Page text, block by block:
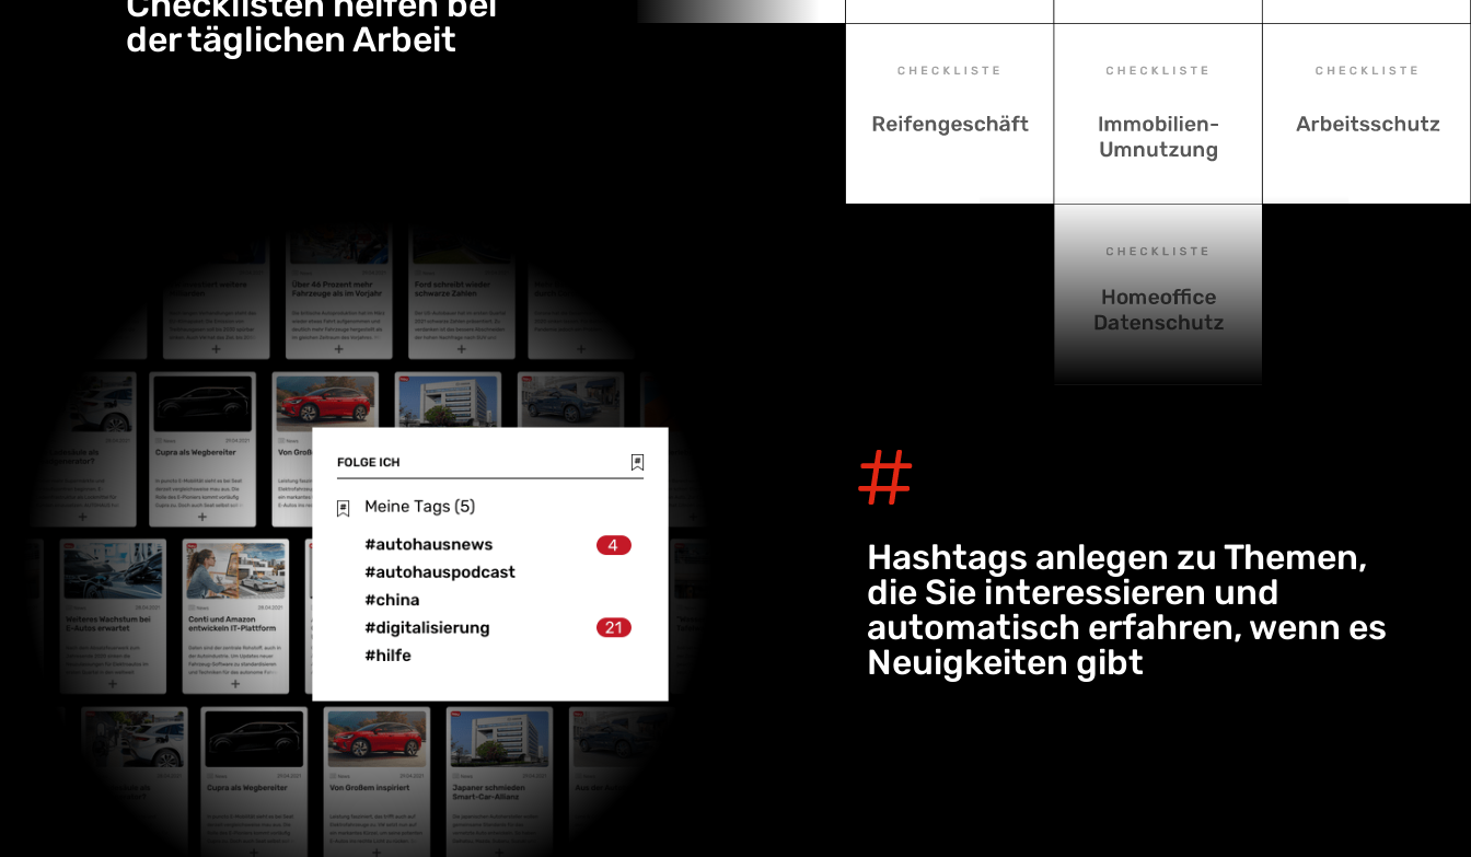
der täglichen Arbeit
Hashtags anlegen zu Themen,
die Sie interessieren und
automatisch erfahren, wenn es
Neuigkeiten gibt